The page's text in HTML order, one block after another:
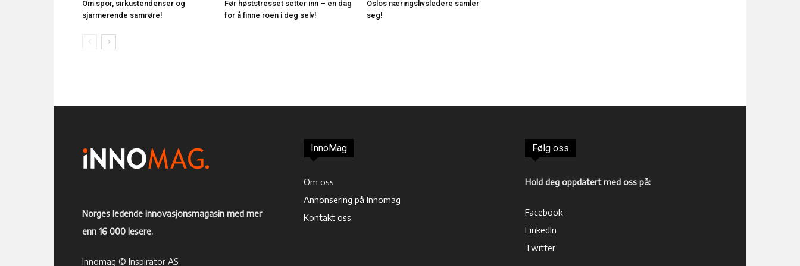
Om spor, sirkustendenser og
sjarmerende samrøre!
Før høststresset setter inn – en dag
for å finne roen i deg selv!
Oslos næringslivsledere samler
seg!
Norges ledende innovasjonsmagasin med mer
enn 16 000 lesere.
Innomag © Inspirator AS
InnoMag
Om oss
Annonsering på Innomag
Kontakt oss
Følg oss
Hold deg oppdatert med oss på:
Facebook
LinkedIn
Twitter